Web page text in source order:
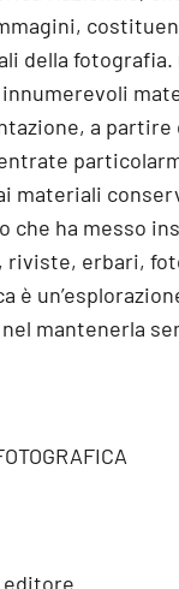
della
a
materiali
che ha messo
riviste, erbari,
è
mantenerla
editore